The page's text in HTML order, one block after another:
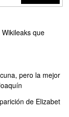
que
pero la mejor
de Elizabet